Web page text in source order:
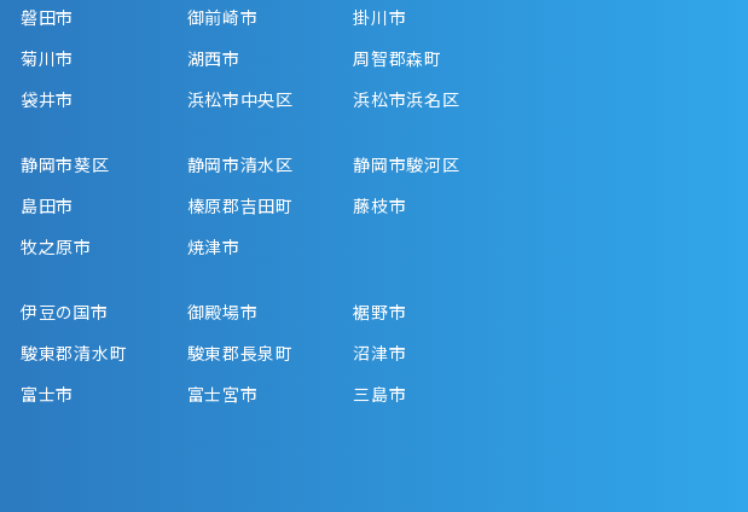
磐田市 御前崎市
掛川市
菊川市
湖西市
周智郡森町
袋井市
浜松市中央区 浜松市浜名区
静岡市葵区 静岡市清水区
静岡市駿河区
島田市
榛原郡吉田町
藤枝市
牧之原市
焼津市
伊豆の国市 御殿場市
裾野市
駿東郡清水町
駿東郡長泉町
沼津市
富士市
富士宮市 三島市